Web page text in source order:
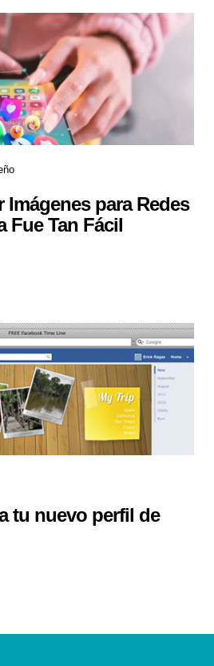
Imágenes para Redes
Fue Tan Fácil
tu nuevo perfil de